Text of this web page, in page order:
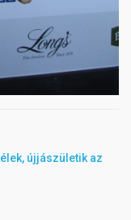
újjászületik az